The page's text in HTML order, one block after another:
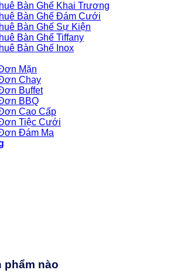
Bàn Ghế Khai Trương
Bàn Ghế Đám Cưới
Bàn Ghế Sự Kiện
Bàn Ghế Tiffany
Bàn Ghế Inox
Mặn
Chay
Buffet
BBQ
Cao Cấp
Tiệc Cưới
Đám Ma
phẩm nào